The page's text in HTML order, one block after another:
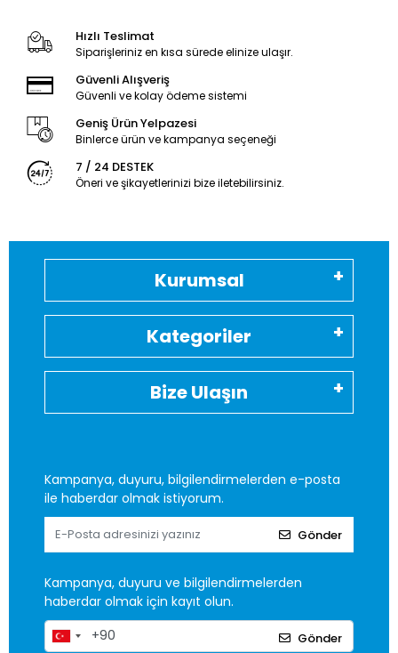
Hızlı Teslimat
Siparişleriniz en kısa sürede elinize ulaşır.
Güvenli Alışveriş
Güvenli ve kolay ödeme sistemi
Geniş Ürün Yelpazesi
Binlerce ürün ve kampanya seçeneği
7 / 24 DESTEK
Öneri ve şikayetlerinizi bize iletebilirsiniz.
Kurumsal
Kategoriler
Bize Ulaşın
Kampanya, duyuru, bilgilendirmelerden e-posta
ile haberdar olmak istiyorum.
Gönder
Kampanya, duyuru ve bilgilendirmelerden
haberdar olmak için kayıt olun.
Gönder